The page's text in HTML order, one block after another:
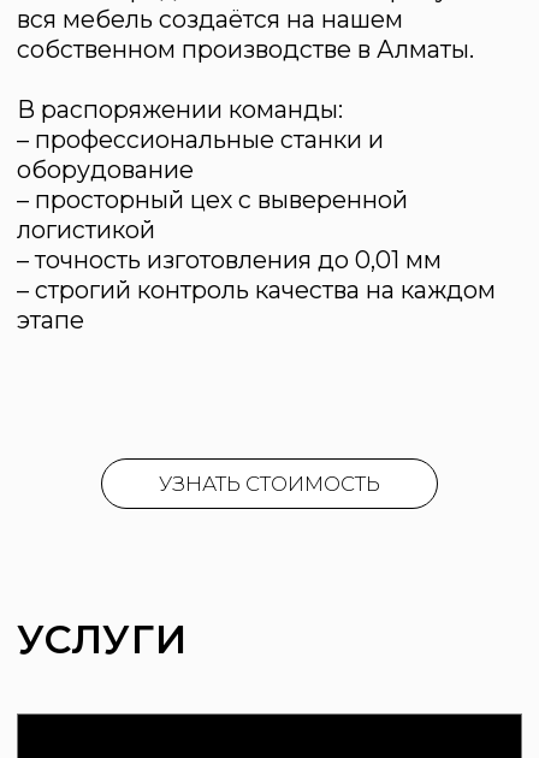
Практичные и стильные
варианты мебели, которые
сразу готовы к установке и
идеально впишутся в ваш
ГОТОВЫЕ МЕБЕЛЬНЫЕ
РЕШЕНИЯ